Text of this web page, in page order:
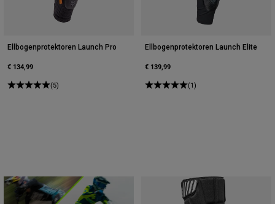
Ellbogenprotektoren Launch Pro
€ 134,99
(5)
Ellbogenprotektoren Launch Elite
€ 139,99
(1)